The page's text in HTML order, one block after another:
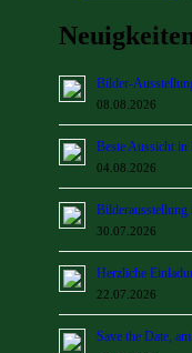
Bilder-
08.08.2026
Beste Aussicht in
04.08.2026
30.07.2026
Herzliche
22.07.2026
Save the Date,